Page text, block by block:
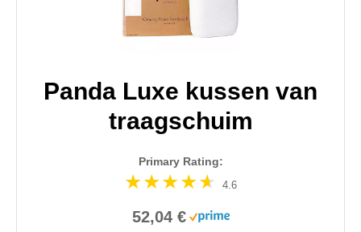
Panda Luxe kussen van
traagschuim
Primary Rating:
4.6
52,04 €